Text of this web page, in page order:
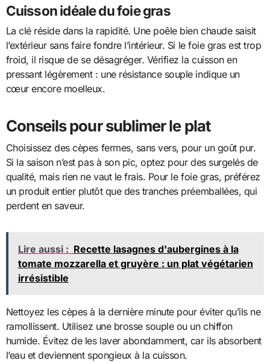
Cuisson idéale du foie gras
La clé réside dans la rapidité. Une poêle bien chaude saisit
l’extérieur sans faire fondre l’intérieur. Si le foie gras est trop
froid, il risque de se désagréger. Vérifiez la cuisson en
pressant légèrement : une résistance souple indique un
cœur encore moelleux.
Conseils pour sublimer le plat
Choisissez des cèpes fermes, sans vers, pour un goût pur.
Si la saison n’est pas à son pic, optez pour des surgelés de
qualité, mais rien ne vaut le frais. Pour le foie gras, préférez
un produit entier plutôt que des tranches préemballées, qui
perdent en saveur.
Lire aussi : Recette lasagnes d'aubergines à la
tomate mozzarella et gruyère : un plat végétarien
irrésistible
Nettoyez les cèpes à la dernière minute pour éviter qu’ils ne
ramollissent. Utilisez une brosse souple ou un chiffon
humide. Évitez de les laver abondamment, car ils absorbent
l’eau et deviennent spongieux à la cuisson.